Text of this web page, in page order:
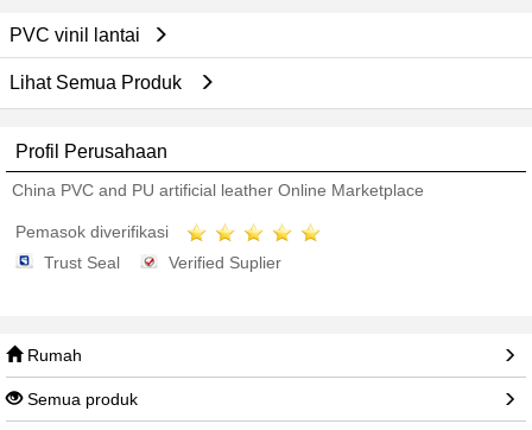
PVC vinil lantai
Lihat Semua Produk
Profil Perusahaan
China PVC and PU artificial leather Online Marketplace
Pemasok diverifikasi
Trust Seal
Verified Suplier
Rumah
Semua produk